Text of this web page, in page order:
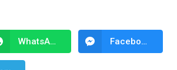
WhatsApp Facebook Messenger